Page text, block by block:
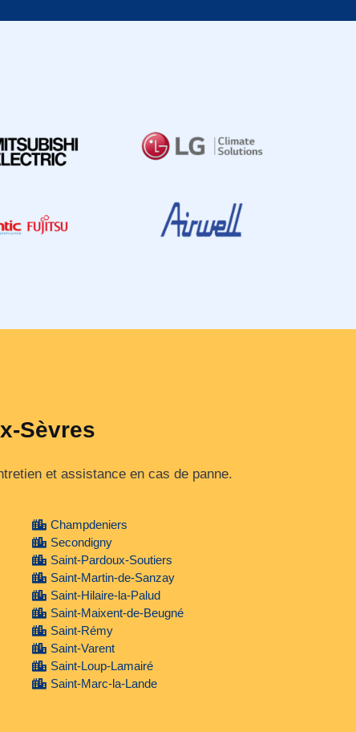
Sèvres
et assistance en cas de panne.
Champdeniers
Secondigny
Saint-Pardoux-Soutiers
Saint-Martin-de-Sanzay
Saint-Hilaire-la-Palud
Saint-Maixent-de-Beugné
Saint-Rémy
Saint-Varent
Saint-Loup-Lamairé
Saint-Marc-la-Lande